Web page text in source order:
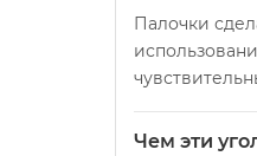
Палочки
Чем эти